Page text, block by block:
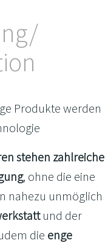
Produkte werden
stehen zahlreiche
, ohne die eine
nahezu unmöglich
und der
die enge